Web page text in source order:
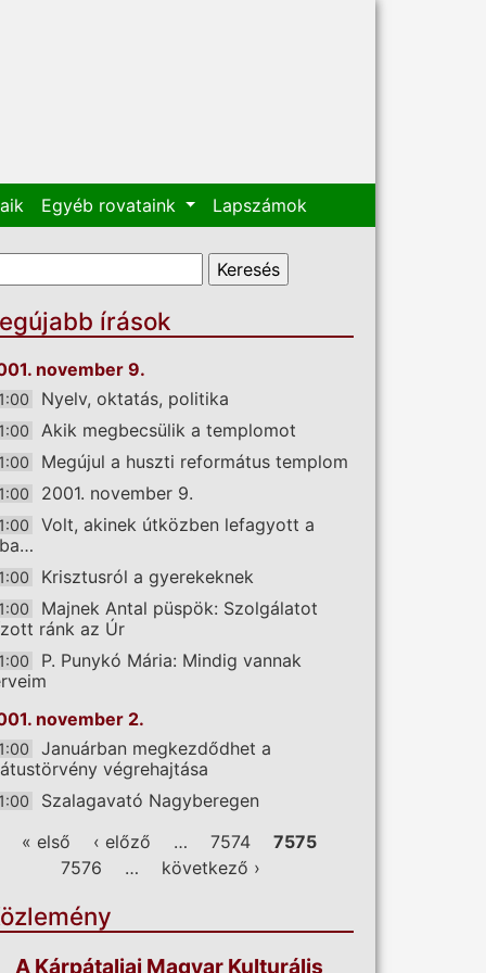
Egyéb rovataink Lapszámok
űrlap
írások
november 9.
Nyelv, oktatás, politika
Akik megbecsülik a templomot
Megújul a huszti református templom
2001. november 9.
Volt, akinek útközben lefagyott a
Krisztusról a gyerekeknek
Majnek Antal püspök: Szolgálatot
ránk az Úr
P. Punykó Mária: Mindig vannak
november 2.
Januárban megkezdődhet a
végrehajtása
Szalagavató Nagyberegen
Oldalak
« első ‹ előző … 7574
7575
7576
… következő ›
A Kárpátaljai Magyar Kulturális